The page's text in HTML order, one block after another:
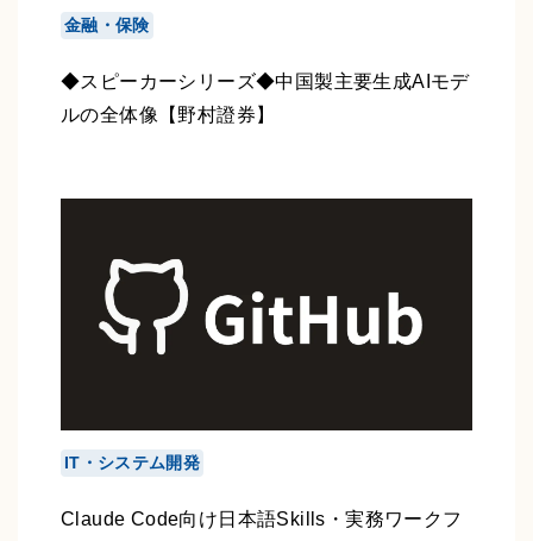
金融・保険
◆スピーカーシリーズ◆中国製主要生成AIモデ
ルの全体像【野村證券】
IT・システム開発
Claude Code向け日本語Skills・実務ワークフ